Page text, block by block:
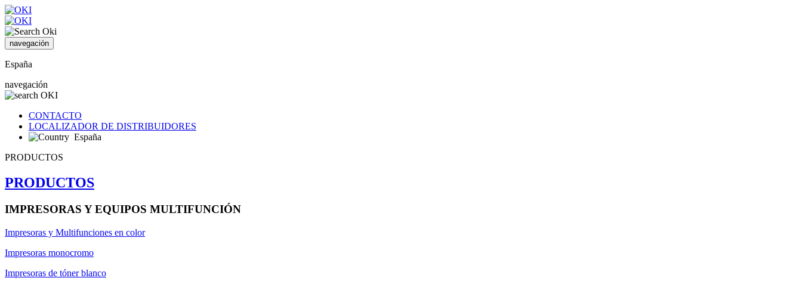
navegación
España
navegación
CONTACTO
LOCALIZADOR DE DISTRIBUIDORES
España
PRODUCTOS
PRODUCTOS
IMPRESORAS Y EQUIPOS MULTIFUNCIÓN
Impresoras y Multifunciones en color
Impresoras monocromo
Impresoras de tóner blanco